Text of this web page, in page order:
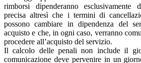
rimborsi dipenderanno
precisa altresì che i termini di
possono cambiare in dipendenza del
acquisto e che, in ogni caso, verranno
procedere all’acquisto del servizio.
Il calcolo delle penali non include il
comunicazione deve pervenire in un